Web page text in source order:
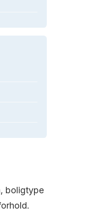
boligtype